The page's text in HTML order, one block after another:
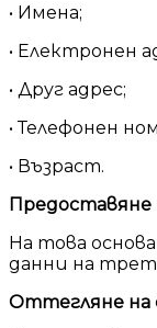
• Имена;
• Електронен
• Друг адрес;
• Телефонен
• Възраст.
На това
данни на
Оттегляне на